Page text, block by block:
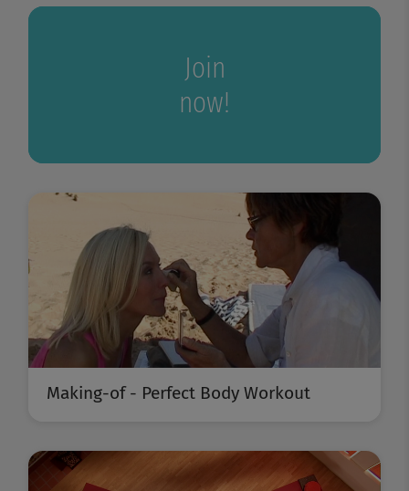
Join
now!
Making-of - Perfect Body Workout